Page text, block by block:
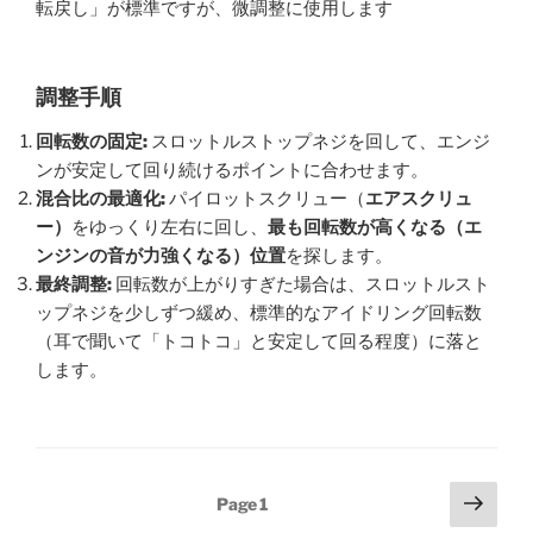
転戻し」が標準ですが、微調整に使用します
調整手順
回転数の固定: スロットルストップネジを回して、エンジ
ンが安定して回り続けるポイントに合わせます。
混合比の最適化:パイロットスクリュー（エアスクリュ
ー）
をゆっくり左右に回し、 最も回転数が高くなる（エ
ンジンの音が力強くなる）位置を探します。
最終調整: 回転数が上がりすぎた場合は、スロットルスト
ップネジを少しずつ緩め、標準的なアイドリング回転数
（耳で聞いて「トコトコ」と安定して回る程度）に落と
します。
Page1
Next